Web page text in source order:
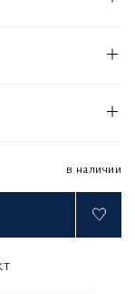
в наличии